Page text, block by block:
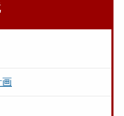
画